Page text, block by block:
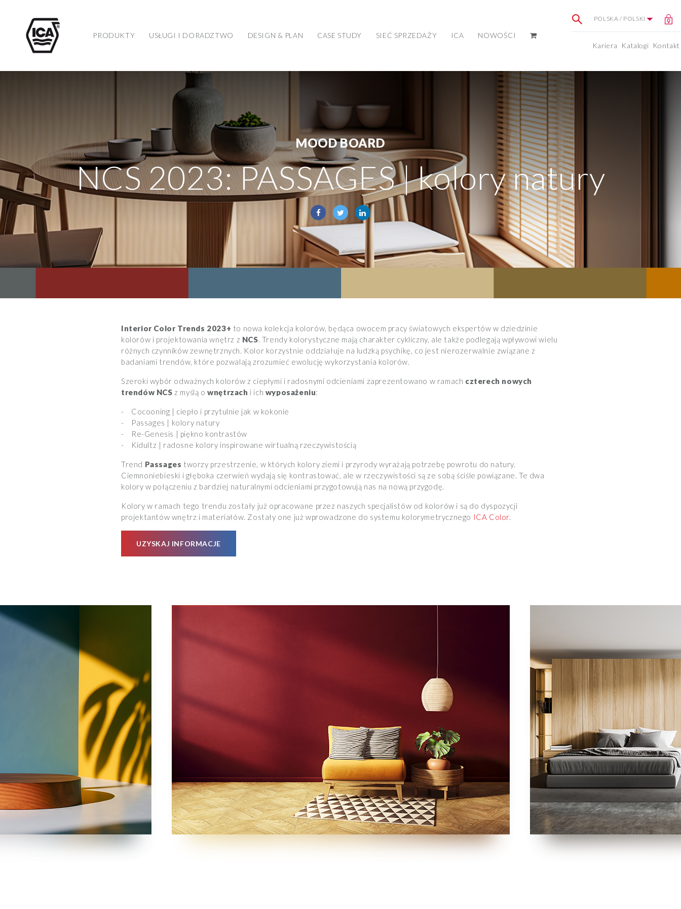
PRODUKTY USŁUGI I DORADZTWO DESIGN & PLAN CASE STUDY SIEĆ SPRZEDAŻY ICA NOWOŚCI
POLSKA / POLSKI
Kariera Katalogi Kontakt
MOOD BOARD
NCS 2023: PASSAGES | kolory natury
Interior Color Trends 2023+ to nowa kolekcja kolorów, będąca owocem pracy światowych ekspertów w dziedzinie
kolorów i projektowania wnętrz z NCS. Trendy kolorystyczne mają charakter cykliczny, ale także podlegają wpływowi wielu
różnych czynników zewnętrznych. Kolor korzystnie oddziałuje na ludzką psychikę, co jest nierozerwalnie związane z
badaniami trendów, które pozwalają zrozumieć ewolucję wykorzystania kolorów.
Szeroki wybór odważnych kolorów z ciepłymi i radosnymi odcieniami zaprezentowano w ramach czterech nowych
trendów NCS z myślą ownętrzach i ich wyposażeniu:
- Cocooning | ciepło i przytulnie jak w kokonie
- Passages | kolory natury
- Re-Genesis | piękno kontrastów
- Kidultz | radosne kolory inspirowane wirtualną rzeczywistością
Trend Passages tworzy przestrzenie, w których kolory ziemi i przyrody wyrażają potrzebę powrotu do natury.
Ciemnoniebieski i głęboka czerwień wydają się kontrastować, ale w rzeczywistości są ze sobą ściśle powiązane. Te dwa
kolory w połączeniu z bardziej naturalnymi odcieniami przygotowują nas na nową przygodę.
Kolory w ramach tego trendu zostały już opracowane przez naszych specjalistów od kolorów i są do dyspozycji
projektantów wnętrz i materiałów. Zostały one już wprowadzone do systemu kolorymetrycznego ICA Color.
UZYSKAJ INFORMACJE